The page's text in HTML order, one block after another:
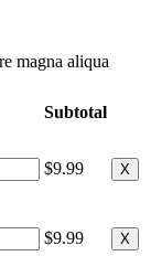
magna aliqua
Subtotal
$9.99 X
$9.99 X